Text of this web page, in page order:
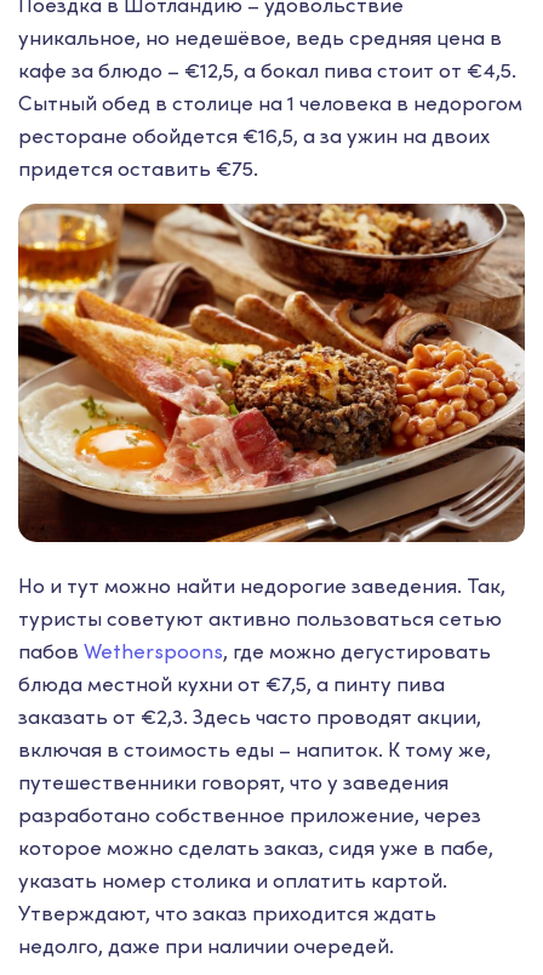
уникальное, но недешёвое, ведь средняя цена в
кафе за блюдо – €12,5, а бокал пива стоит от €4,5.
Сытный обед в столице на 1 человека в недорогом
ресторане обойдется €16,5, а за ужин на двоих
придется оставить €75.
Но и тут можно найти недорогие заведения. Так,
туристы советуют активно пользоваться сетью
пабов Wetherspoons, где можно дегустировать
блюда местной кухни от €7,5, а пинту пива
заказать от €2,3. Здесь часто проводят акции,
включая в стоимость еды – напиток. К тому же,
путешественники говорят, что у заведения
разработано собственное приложение, через
которое можно сделать заказ, сидя уже в пабе,
указать номер столика и оплатить картой.
Утверждают, что заказ приходится ждать
недолго, даже при наличии очередей.